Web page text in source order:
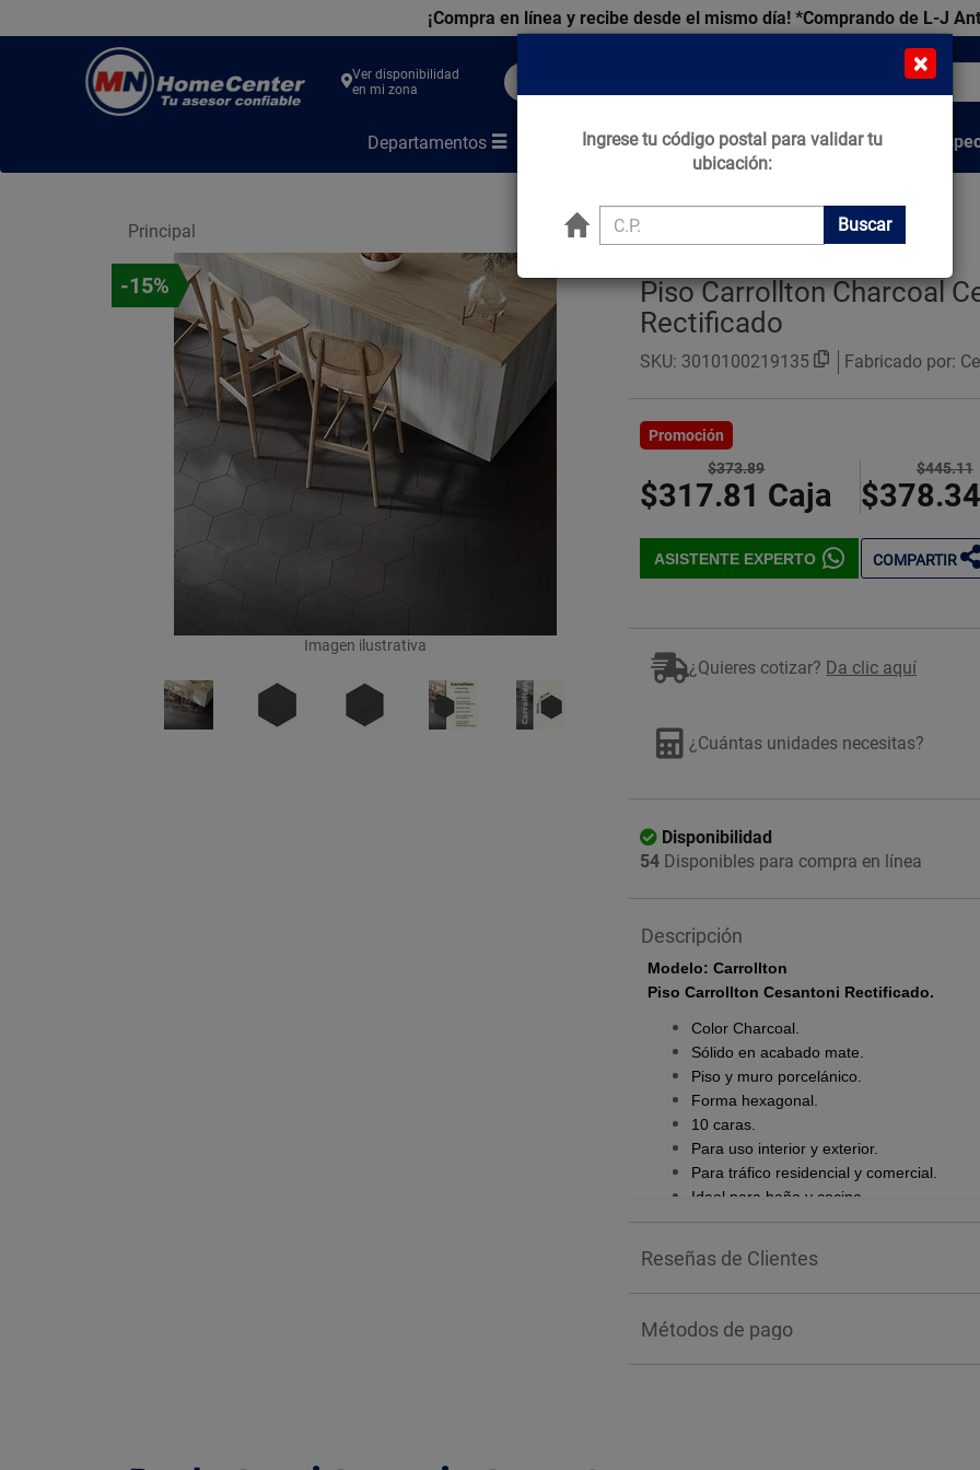
¡Compra en línea y recibe desde el mismo día! *Comprando de L-J
Center
Ver disponibilidad
en mi zona
Departamentos Marcas Tips que Construyen Venta
Principal
-15%
Imagen ilustrativa
Piso Carrollton Charcoal
Rectificado
SKU: 3010100219135 Fabricado por:
Promoción
$373.89
$317.81 Caja
$445.11
$378.34
ASISTENTE EXPERTO COMPARTIR
¿Quieres cotizar? Da clic aquí
¿Cuántas unidades necesitas?
Disponibilidad
54 Disponibles para compra en línea
Descripción
Modelo: Carrollton
Piso Carrollton Cesantoni Rectificado.
Color Charcoal.
Sólido en acabado mate.
Piso y muro porcelánico.
Forma hexagonal.
10 caras.
Para uso interior y exterior.
Para tráfico residencial y comercial.
Ideal para baño y cocina.
Reseñas de Clientes
Métodos de pago
×
Ingrese tu código postal para validar tu
ubicación:
Buscar